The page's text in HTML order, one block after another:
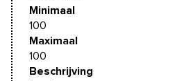
Minimaal
100
Maximaal
100
Beschrijving